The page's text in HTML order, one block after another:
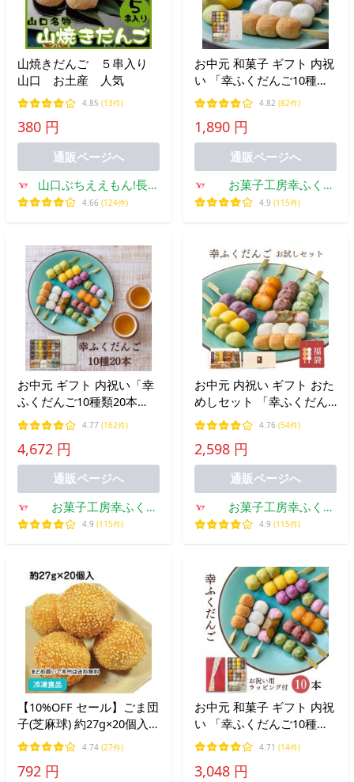
山焼きだんご ５串入り
山口 お土産 人気
4.85 (13件)
380 円
通販ページへ
山口ぶちええもん!長州
苑
4.66 (124件)
お中元 和菓子 ギフト 内祝
い 「幸ふくだんご10種類
10本」※4セット以上はこ
ちらがお得※ 化粧箱入 ス
イーツ 詰合せ 高級 誕生日
お菓子
4.82 (82件)
1,890 円
通販ページへ
お菓子工房幸ふく
Yahoo!店
4.9 (115件)
お中元 ギフト 内祝い「幸
ふくだんご10種類20本
【茶】」煎茶のおまけ付
団子 和菓子 詰合せ 高級
お菓子
4.77 (162件)
4,672 円
通販ページへ
お菓子工房幸ふく
Yahoo!店
4.9 (115件)
お中元 内祝い ギフト おた
めしセット 「幸ふくだん
ご福袋」10種10本 団子 和
菓子 お菓子 お試し 食べ物
縁起
4.76 (54件)
2,598 円
通販ページへ
お菓子工房幸ふく
Yahoo!店
4.9 (115件)
【10%OFF セール】ごま団
子(芝麻球) 約27g×20個入
12827 飲茶 点心 ゴマ団子
だんご ダンゴ ポイント利
用 sale
4.74 (27件)
792 円
お中元 和菓子 ギフト 内祝
い 「幸ふくだんご10種類
10本【赤】」 団子 父の日
詰合せ 高級 お菓子 誕生日
プレゼント
4.71 (14件)
3,048 円